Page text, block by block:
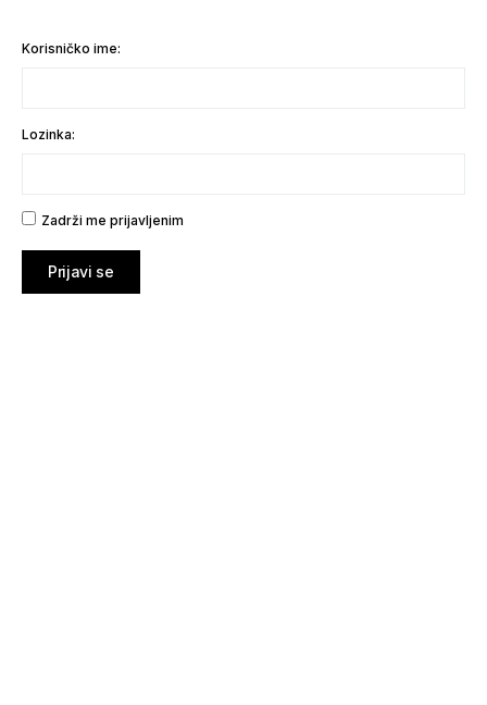
Korisničko ime:
Lozinka:
Zadrži me prijavljenim
Prijavi se